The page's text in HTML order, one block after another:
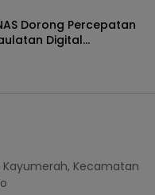
Dorong Percepatan
Digital
Kayumerah, Kecamatan